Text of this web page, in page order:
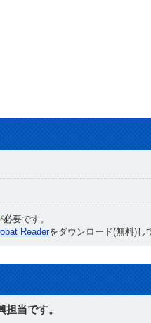
必要です。
Readerをダウンロード(無料)し
当です。